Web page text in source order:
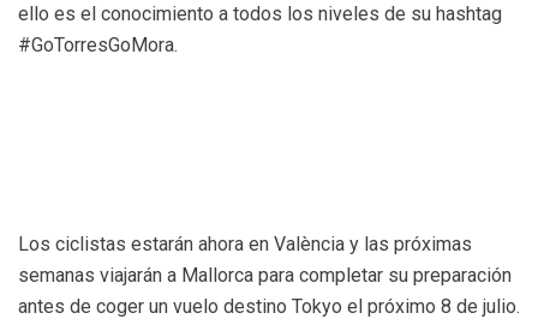
ello es el conocimiento a todos los niveles de su hashtag
#GoTorresGoMora.
Los ciclistas estarán ahora en València y las próximas
semanas viajarán a Mallorca para completar su preparación
antes de coger un vuelo destino Tokyo el próximo 8 de julio.